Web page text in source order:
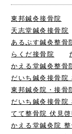
東邦鍼灸接骨院
天志堂鍼灸接骨院
あるぷす鍼灸整骨
らくだ接骨院
かえる堂鍼灸整骨
だいち鍼灸接骨院
東邦鍼灸院・接骨
だいち鍼灸接骨院
てて整骨院 伏見啓
かえる堂鍼灸院